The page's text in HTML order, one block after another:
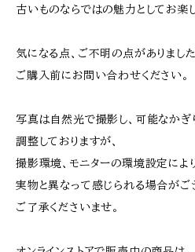
古いものならではの魅力としてお楽
気になる点、ご不明の点がありました
ご購入前にお問い合わせください。
写真は自然光で撮影し、可能なかぎ
調整しておりますが、
撮影環境、モニターの環境設定によ
実物と異なって感じられる場合がご
ご了承くださいませ。